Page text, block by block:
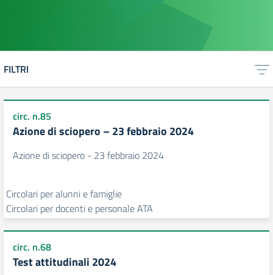
FILTRI
circ. n.85
Azione di sciopero – 23 febbraio 2024
Azione di sciopero - 23 febbraio 2024
Circolari per alunni e famiglie
Circolari per docenti e personale ATA
circ. n.68
Test attitudinali 2024